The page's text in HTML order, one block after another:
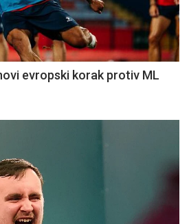
evropski korak protiv ML